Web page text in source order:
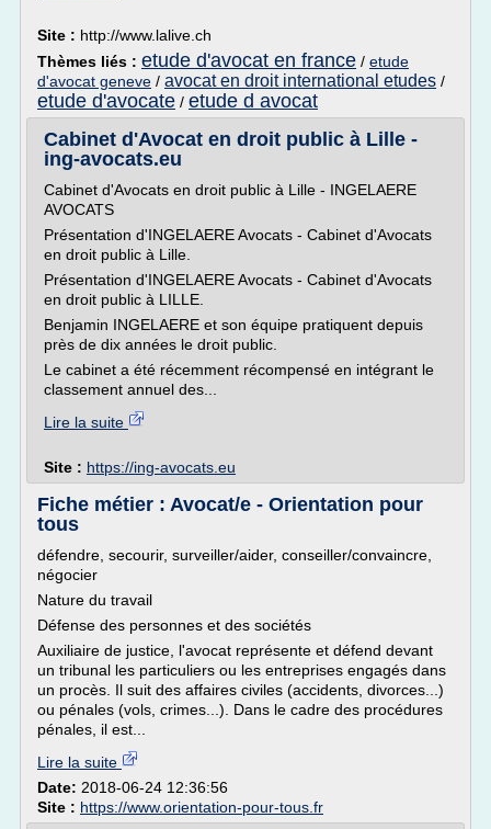
Site : http://www.lalive.ch
Thèmes liés : etude d'avocat en france / etude
d'avocat geneve / avocat en droit international etudes /
etude d'avocate / etude d avocat
Cabinet d'Avocat en droit public à Lille -
ing-avocats.eu
Cabinet d'Avocats en droit public à Lille - INGELAERE
AVOCATS
Présentation d'INGELAERE Avocats - Cabinet d'Avocats
en droit public à Lille.
Présentation d'INGELAERE Avocats - Cabinet d'Avocats
en droit public à LILLE.
Benjamin INGELAERE et son équipe pratiquent depuis
près de dix années le droit public.
Le cabinet a été récemment récompensé en intégrant le
classement annuel des...
Lire la suite
Site : https://ing-avocats.eu
Fiche métier : Avocat/e - Orientation pour
tous
défendre, secourir, surveiller/aider, conseiller/convaincre,
négocier
Nature du travail
Défense des personnes et des sociétés
Auxiliaire de justice, l'avocat représente et défend devant
un tribunal les particuliers ou les entreprises engagés dans
un procès. Il suit des affaires civiles (accidents, divorces...)
ou pénales (vols, crimes...). Dans le cadre des procédures
pénales, il est...
Lire la suite
Date: 2018-06-24 12:36:56
Site : https://www.orientation-pour-tous.fr